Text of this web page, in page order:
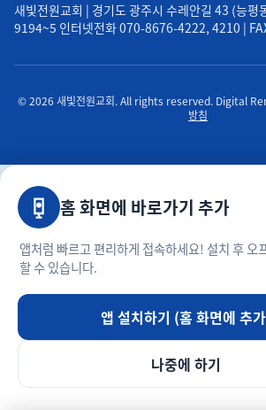
새빛전원교회 | 경기도 광주시 수레안길 43 (능
9194~5 인터넷전화 070-8676-4222, 4210 |
© 2026 새빛전원교회. All rights reserved. Digital
방침
홈 화면에 바로가기 추가
앱처럼 빠르고 편리하게 접속하세요! 설치 후 오
할 수 있습니다.
앱 설치하기 (홈 화면에 추
나중에 하기